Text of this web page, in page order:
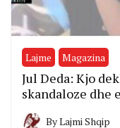
Lajme Magazina
Jul Deda: Kjo
skandaloze dhe
ByLajmi Shqip